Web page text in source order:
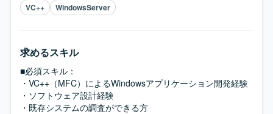
VC++ WindowsServer
求めるスキル
■必須スキル：
・VC++（MFC）によるWindowsアプリケーション開発経験
・ソフトウェア設計経験
・既存システムの調査ができる方